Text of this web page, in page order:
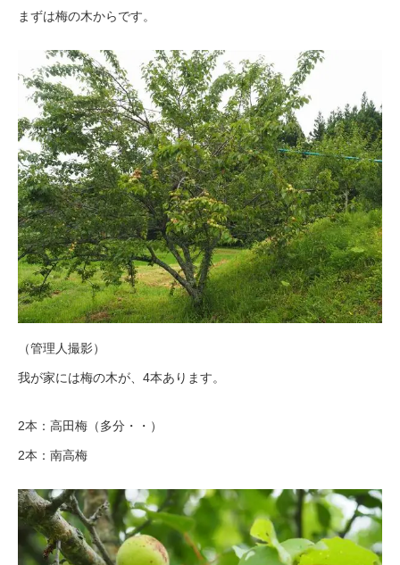
まずは梅の木からです。
（管理人撮影）
我が家には梅の木が、4本あります。
2本：高田梅（多分・・）
2本：南高梅